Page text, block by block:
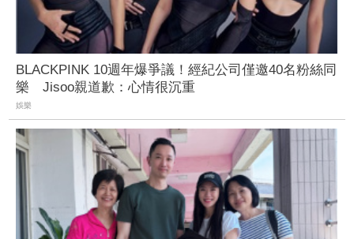
BLACKPINK 10週年爆爭議！經紀公司僅邀40名粉絲同
樂 Jisoo親道歉：心情很沉重
娛樂